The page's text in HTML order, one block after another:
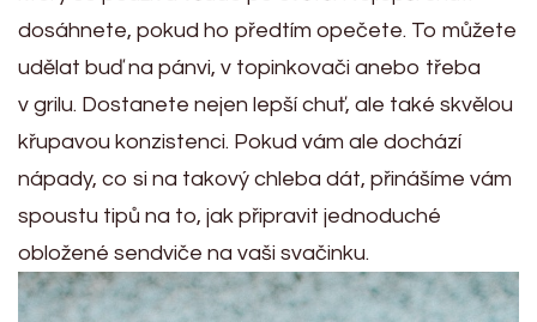
dosáhnete, pokud ho předtím opečete. To můžete
udělat buď na pánvi, v topinkovači anebo třeba
v grilu. Dostanete nejen lepší chuť, ale také skvělou
křupavou konzistenci. Pokud vám ale dochází
nápady, co si na takový chleba dát, přinášíme vám
spoustu tipů na to, jak připravit jednoduché
obložené sendviče na vaši svačinku.